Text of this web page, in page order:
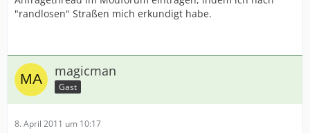
"randlosen" Straßen mich erkundigt habe.
magicman
Gast
8. April 2011 um 10:17